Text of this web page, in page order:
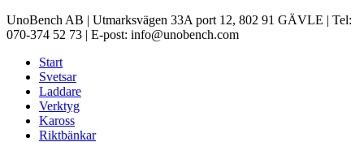
UnoBench AB | Utmarksvägen 33A port 12, 802 91 GÄVLE | Tel:
070-374 52 73 | E-post: info@unobench.com
Start
Svetsar
Laddare
Verktyg
Kaross
Riktbänkar